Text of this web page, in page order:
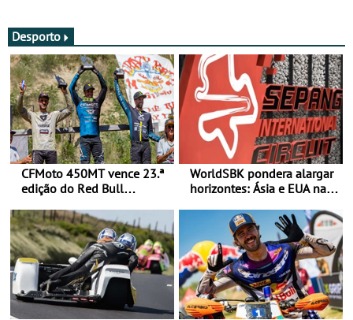
Desporto
CFMoto 450MT vence 23.ª
edição do Red Bull
Categorias Adventure -
Vitória na Ultimate, Core e
Lite
WorldSBK pondera alargar
horizontes: Ásia e EUA na